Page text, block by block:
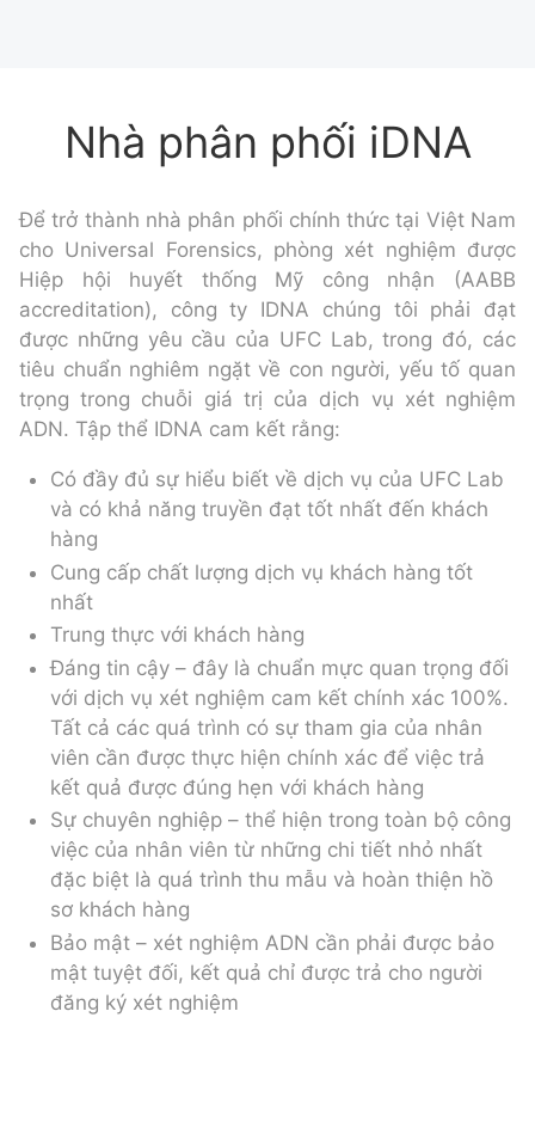
Nhà phân phối iDNA
Để trở thành nhà phân phối chính thức tại Việt Nam
cho Universal Forensics, phòng xét nghiệm được
Hiệp hội huyết thống Mỹ công nhận (AABB
accreditation), công ty IDNA chúng tôi phải đạt
được những yêu cầu của UFC Lab, trong đó, các
tiêu chuẩn nghiêm ngặt về con người, yếu tố quan
trọng trong chuỗi giá trị của dịch vụ xét nghiệm
ADN. Tập thể IDNA cam kết rằng:
Có đầy đủ sự hiểu biết về dịch vụ của UFC Lab
và có khả năng truyền đạt tốt nhất đến khách
hàng
Cung cấp chất lượng dịch vụ khách hàng tốt
nhất
Trung thực với khách hàng
Đáng tin cậy – đây là chuẩn mực quan trọng đối
với dịch vụ xét nghiệm cam kết chính xác 100%.
Tất cả các quá trình có sự tham gia của nhân
viên cần được thực hiện chính xác để việc trả
kết quả được đúng hẹn với khách hàng
Sự chuyên nghiệp – thể hiện trong toàn bộ công
việc của nhân viên từ những chi tiết nhỏ nhất
đặc biệt là quá trình thu mẫu và hoàn thiện hồ
sơ khách hàng
Bảo mật – xét nghiệm ADN cần phải được bảo
mật tuyệt đối, kết quả chỉ được trả cho người
đăng ký xét nghiệm